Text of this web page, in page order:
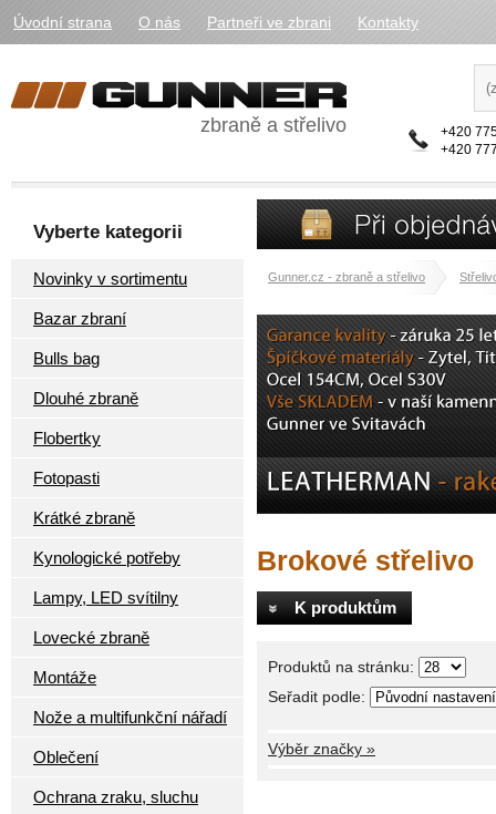
Úvodní strana O nás Partneři ve zbrani Kontakty
zbraně a střelivo
+420
+420
Vyberte kategorii
Novinky v sortimentu
Bazar zbraní
Bulls bag
Dlouhé zbraně
Flobertky
Fotopasti
Krátké zbraně
Kynologické potřeby
Lampy, LED svítilny
Lovecké zbraně
Montáže
Nože a multifunkční nářadí
Oblečení
Ochrana zraku, sluchu
Gunner.cz - zbraně a střelivo
Brokové střelivo
K produktům
Produktů na stránku:
Seřadit podle:
Výběr značky »